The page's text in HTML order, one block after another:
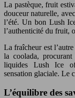
La pastèque, fruit
douceur naturelle,
l’été. Un bon Lush
l’authenticité du fruit,
La fraîcheur est
la coolada,
liquides Lush Ice
sensation glaciale. Le
L’équilibre des